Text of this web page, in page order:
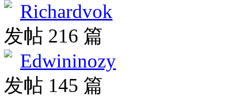
Richardvok
发帖 216 篇
Edwininozy
发帖 145 篇